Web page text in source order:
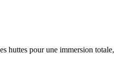
huttes pour une immersion totale,